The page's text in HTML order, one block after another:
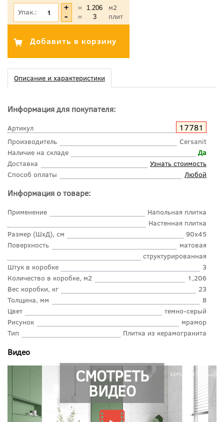
Упак.: =
м2
=
плит
Описание и характеристики
Информация для покупателя:
Артикул 17781
Производитель
Cersanit
Наличие на складе
Да
Доставка
Узнать стоимость
Способ оплаты
Любой
Информация о товаре:
Применение
Напольная плитка
Настенная плитка
Размер (ШхД), см
90x45
Поверхность
матовая
структурированная
Штук в коробке
3
Количество в коробке, м2
1,206
Вес коробки, кг
23
Толщина, мм
8
Цвет
темно-серый
Рисунок
мрамор
Тип
Плитка из керамогранита
Видео
СМОТРЕТЬ
ВИДЕО